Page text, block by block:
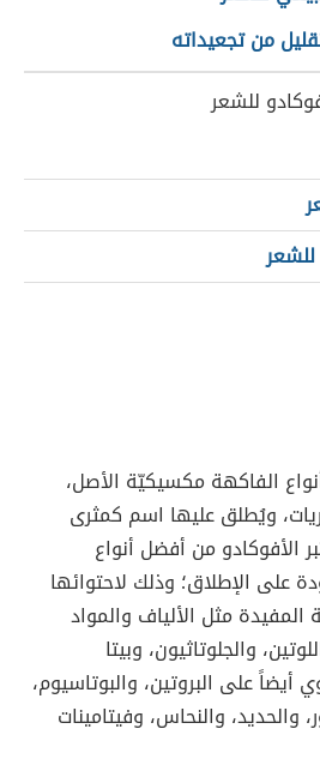
من تجعيداته
الفاكهة مكسيكيّة الأصل،
ويُطلق عليها اسم كمثرى
الأفوكادو من أفضل أنواع
على الإطلاق؛ وذلك لاحتوائها
المفيدة مثل الألياف والمواد
والجلوتاثيون، وبيتا
على البروتين، والبوتاسيوم،
والحديد، والنحاس، وفيتامينات